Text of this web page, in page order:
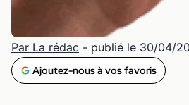
Par La rédac - publié le 30/04/
Ajoutez-nous à vos favoris